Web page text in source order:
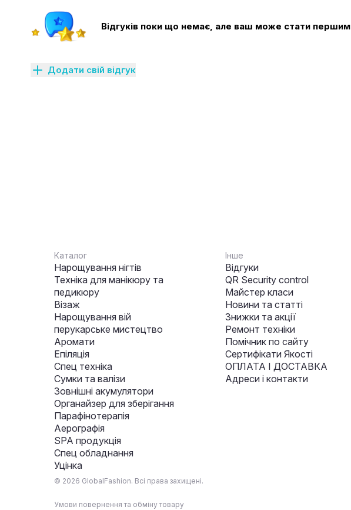
Відгуків поки що немає, але ваш може стати першим
Додати свій відгук
Каталог
Нарощування нігтів
Техніка для манікюру та
педикюру
Візаж
Нарощування вій
перукарське мистецтво
Аромати
Епіляція
Спец техніка
Сумки та валізи
Зовнішні акумулятори
Органайзер для зберігання
Парафінотерапія
Аерографія
SPA продукція
Спец обладнання
Уцінка
Інше
Відгуки
QR Security control
Майстер класи
Новини та статті
Знижки та акції
Ремонт техніки
Помічник по сайту
Сертифікати Якості
ОПЛАТА І ДОСТАВКА
Адреси і контакти
© 2026 GlobalFashion. Всі права захищені.
Умови повернення та обміну товару